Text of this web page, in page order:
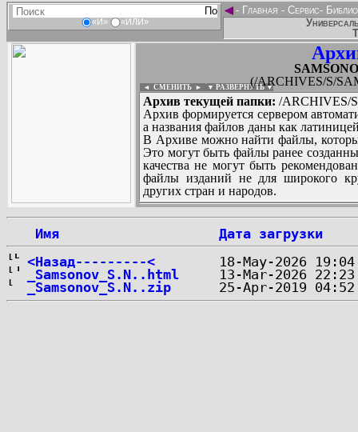
«И» «ИЛИ»
◄- Главная - Сервис-
(/ARCHIVES/S/
◄ СМЕНИТЬ ► ▼ РАЗВЕРНУТЬ ▼
Архив текущей папки: /ARCHIVES/
Архив формируется сервером
а названия файлов даны как
В Архиве можно найти файлы,
Это могут быть файлы ранее
качества не могут быть
файлы изданий не для широкого
других стран и народов.
Имя
Дата загрузки
<Назад---------<
_Samsonov_S.N..html
_Samsonov_S.N..zip